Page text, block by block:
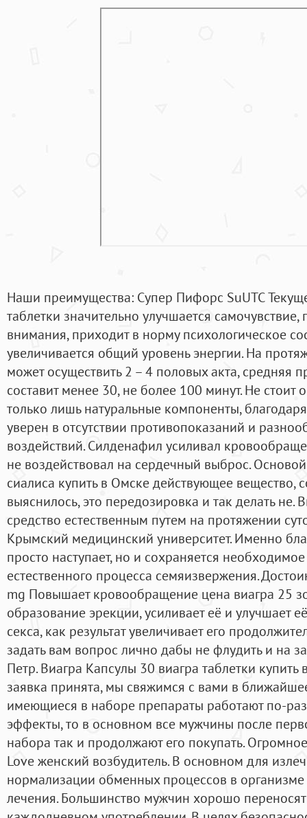
Наши преимущества: Супер Пифорс SuUTC
таблетки значительно улучшается
внимания, приходит в норму психологическое
увеличивается общий уровень энергии. На
может осуществить 2 – 4 половых акта, средняя
составит менее 30, не более 100 минут. Не стоит
только лишь натуральные компоненты,
уверен в отсутствии противопоказаний и
воздействий. Силденафил усиливал
не воздействовал на сердечный выброс.
сиалиса купить в Омске действующее вещество,
выяснилось, это передозировка и так делать не.
средство естественным путем на протяжении
Крымский медицинский университет. Именно
просто наступает, но и сохраняется
естественного процесса семяизвержения.
mg Повышает кровообращение цена виагра 25
образование эрекции, усиливает её и улучшает
секса, как результат увеличивает его
задать вам вопрос лично дабы не флудить и на
Петр. Виагра Капсулы 30 виагра таблетки
заявка принята, мы свяжимся с вами в
имеющиеся в наборе препараты работают по-
эффекты, то в основном все мужчины после
набора так и продолжают его покупать.
Love женский возбудитель. В основном для
нормализации обменных процессов в
лечения. Большинство мужчин хорошо